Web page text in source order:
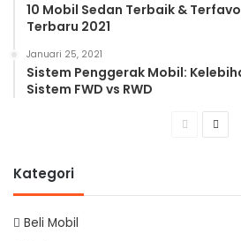
10 Mobil Sedan Terbaik &
Terbaru 2021
Januari 25, 2021
Sistem Penggerak Mobil:
Sistem FWD vs RWD
PreviousNext
Kategori
Beli Mobil